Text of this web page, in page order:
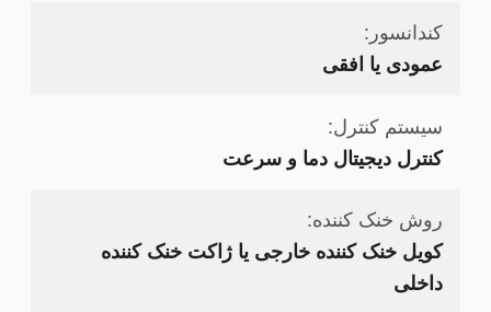
کندانسور:
عمودی یا افقی
سیستم کنترل:
کنترل دیجیتال دما و سرعت
روش خنک کننده:
کویل خنک کننده خارجی یا ژاکت خنک کننده
داخلی